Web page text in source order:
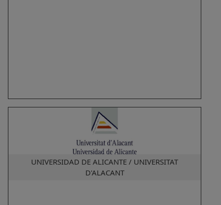
UNIVERSIDAD DE ALICANTE / UNIVERSITAT
D'ALACANT